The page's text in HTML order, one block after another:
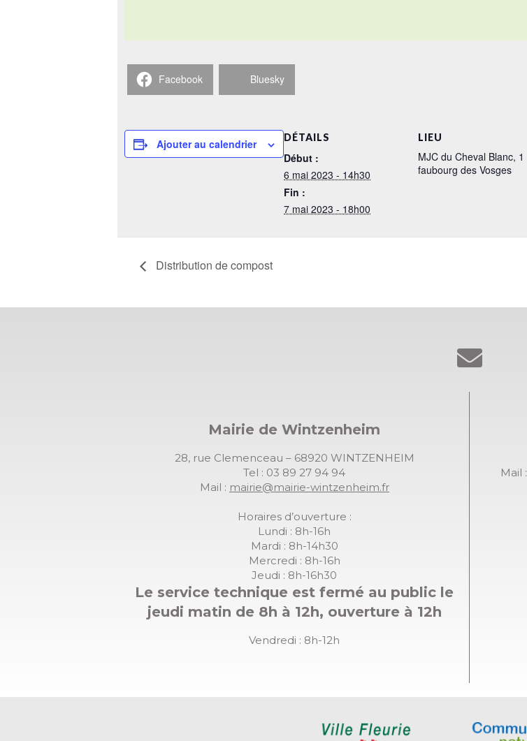
Facebook Bluesky
Ajouter au calendrier DÉTAILS
Début :
6 mai 2023 - 14h30
Fin :
7 mai 2023 - 18h00
LIEU
MJC du Cheval Blanc, 1
faubourg des Vosges
Distribution de compost
Mairie de Wintzenheim
28, rue Clemenceau – 68920 WINTZENHEIM
Tel : 03 89 27 94 94
Mail : mairie@mairie-wintzenheim.fr
Horaires d’ouverture :
Lundi : 8h-16h
Mardi : 8h-14h30
Mercredi : 8h-16h
Jeudi : 8h-16h30
Le service technique est fermé au public le
jeudi matin de 8h à 12h, ouverture à 12h
Vendredi : 8h-12h
Mail :